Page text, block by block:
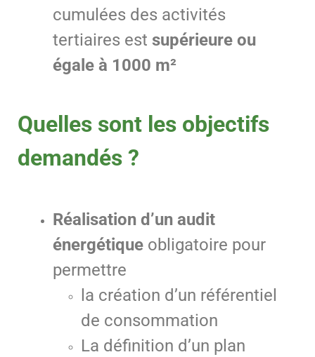
cumulées des activités
tertiaires est supérieure ou
égale à 1000 m²
Quelles sont les objectifs
demandés ?
Réalisation d’un audit
énergétique obligatoire pour
permettre
la création d’un référentiel
de consommation
La définition d’un plan